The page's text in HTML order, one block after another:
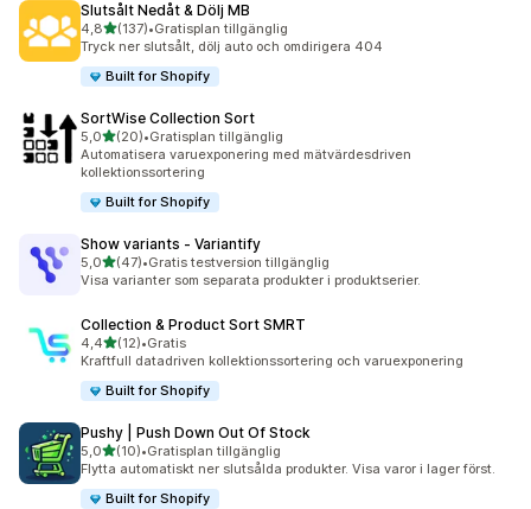
Slutsålt Nedåt & Dölj MB
4,8av 5 stjärnor
(137)
137 recensioner totalt
•Gratisplan tillgänglig
Tryck ner slutsålt, dölj auto och omdirigera 404
Built for Shopify
SortWise Collection Sort
5,0av 5 stjärnor
(20)
20 recensioner totalt
•Gratisplan tillgänglig
Automatisera varuexponering med mätvärdesdriven
kollektionssortering
Built for Shopify
Show variants ‑ Variantify
5,0av 5 stjärnor
(47)
47 recensioner totalt
•Gratis testversion tillgänglig
Visa varianter som separata produkter i produktserier.
Collection & Product Sort SMRT
4,4av 5 stjärnor
(12)
12 recensioner totalt
•Gratis
Kraftfull datadriven kollektionssortering och varuexponering
Built for Shopify
Pushy | Push Down Out Of Stock
5,0av 5 stjärnor
(10)
10 recensioner totalt
•Gratisplan tillgänglig
Flytta automatiskt ner slutsålda produkter. Visa varor i lager först.
Built for Shopify